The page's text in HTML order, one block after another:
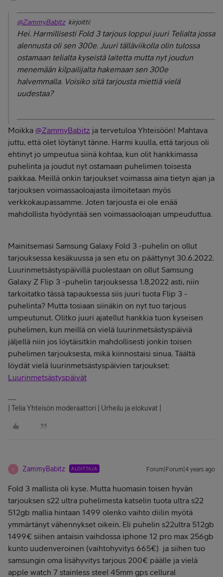
@ZammyBabitzkirjoitti:
Hei. Harmillisesti Fold 3 tarjous loppui juuri Telialta jossa
alennusta oli sen 300e. Juuri tälläviikolla olin tulossa
ostamaan telialta kyseistä laitetta mutta nyt joudun
menemään kilpailijalta hakemaan sen 300e
halvemmalla. Voisiko sitä tarjousta miettiä vielä
uudestaa?
Moikka @ZammyBabitz ja tervetuloa Yhteisöön! Mahtava
juttu, että olet löytänyt tänne. Harmi kuulla, että tarjous oli
ehtinyt jo umpeutua siinä kohtaa, kun olit hankkimassa
puhelinta ja joudut nyt ostamaan puhelimen toisesta
paikkaa. Meillä onkin tarjoukset voimassa aina tietyn ajan ja
tarjouksen voimassaoloajasta ilmoitetaan myös
verkkokaupassamme. Joten tarjousta ei ole enää
mahdollista hyödyntää sen voimassaoloajan umpeuduttua.
Mainitsemasi Samsung Galaxy Fold 3 -puhelin on ollut
tarjouksessa kesäkuussa ja sen etu on päättynyt 30.6.2022.
Luurinmetsästyspäivillä puolestaan on ollut Samsung
Galaxy Z Flip 3 -puhelin tarjouksessa 1.8.2022 asti, niin
tarkoitatko tässä tapauksessa siis juuri tuota Flip 3 -
puhelinta? Mutta tosiaan siinäkin on nyt tuo tarjous
umpeutunut. Olitko juuri ajatellut hankkia tuon kyseisen
puhelimen, kun meillä on vielä luurinmetsästyspäiviä
jäljellä niin jos löytäisitkin mahdollisesti jonkin toisen
puhelimen tarjouksesta, mikä kiinnostaisi sinua. Täältä
löydät vielä luurinmetsästyspäivien tarjoukset:
Luurinmetsästyspäivät
| Telia Yhteisön moderaattori | Urheilu ja elokuvat |
Z ZammyBabitz ALOITTAJA Forum|Forum|4 years ago
Fold 3 mallista oli kyse. Mutta huomasin toisen hyvän
tarjouksen s22 ultra puhelimesta katselin tuota ultra s22
512gb mallia hintaan 1499 olenko vaihto diilin myötä
ymmärtänyt vähennykset oikein. Eli puhelin s22ultra 512gb
1499€ siihen antaisin vaihdossa iphone 12 pro max 256gb
kunto uudenveroinen (vaihtohyvitys 665€) ja siihen tuo
samsungin oma lisähyvitys tarjous 200€ päälle ja vielä
apple watch 7 stainless steel 45mm gps cellural